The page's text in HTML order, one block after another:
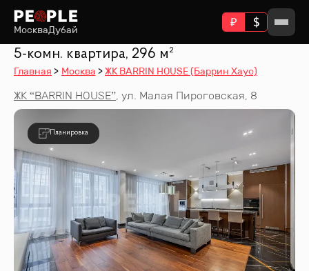
МоскваДубай
5-комн. квартира, 296 м²
Главная Москва ЖК BARRIN HOUSE (Баррин Хаус)
ЖК “BARRIN HOUSE”, ул. Малая Пироговская, 8
Планировка